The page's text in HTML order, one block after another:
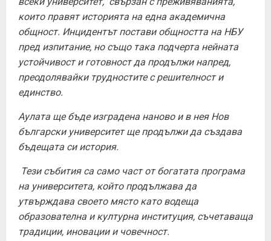
които правят историята на една академична
общност. Инцидентът постави общността на НБУ
пред изпитание, но също така подчерта нейната
устойчивост и готовност да продължи напред,
преодолявайки трудностите с решителност и
единство.
Аулата ще бъде изградена наново и в нея Нов
български университет ще продължи да създава
бъдещата си история.
Тези събития са само част от богатата програма
на университета, който продължава да
утвърждава своето място като водеща
образователна и културна институция, съчетаваща
традиции, иновации и човечност.